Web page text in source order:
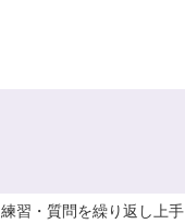
練習・質問を繰り返し上手